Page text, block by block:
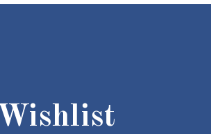
Wishlist